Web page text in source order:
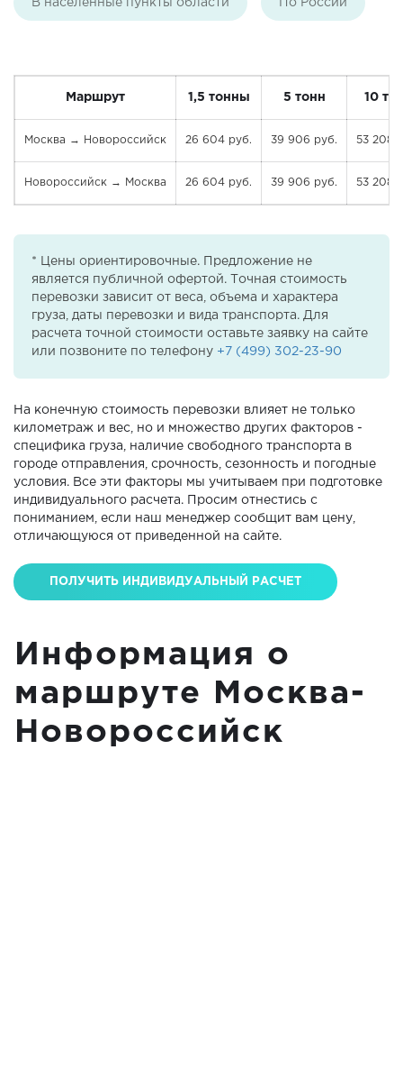
В населенные пункты области По России
Маршрут 1,5 тонны 5 тонн 10
Москва → Новороссийск 26 604 руб. 39 906 руб. 53 208
Новороссийск → Москва 26 604 руб. 39 906 руб. 53 208
* Цены ориентировочные. Предложение не
является публичной офертой. Точная стоимость
перевозки зависит от веса, объема и характера
груза, даты перевозки и вида транспорта. Для
расчета точной стоимости оставьте заявку на сайте
или позвоните по телефону +7 (499) 302-23-90
На конечную стоимость перевозки влияет не только
километраж и вес, но и множество других факторов -
специфика груза, наличие свободного транспорта в
городе отправления, срочность, сезонность и погодные
условия. Все эти факторы мы учитываем при подготовке
индивидуального расчета. Просим отнестись с
пониманием, если наш менеджер сообщит вам цену,
отличающуюся от приведенной на сайте.
ПОЛУЧИТЬ ИНДИВИДУАЛЬНЫЙ РАСЧЕТ
Информация о
маршруте Москва-
Новороссийск